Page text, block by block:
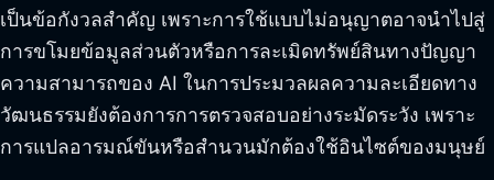
เป็นข้อกังวลสำคัญ เพราะการใช้แบบไม่อนุญาตอาจนำไปสู่
การขโมยข้อมูลส่วนตัวหรือการละเมิดทรัพย์สินทางปัญญา
ความสามารถของ AI ในการประมวลผลความละเอียดทาง
วัฒนธรรมยังต้องการการตรวจสอบอย่างระมัดระวัง เพราะ
การแปลอารมณ์ขันหรือสำนวนมักต้องใช้อินไซต์ของมนุษย์